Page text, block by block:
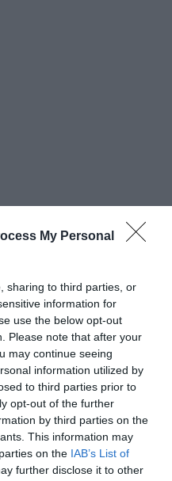
My Personal
sharing to third parties, or
information for
use the below opt-out
Please note that after your
may continue seeing
information utilized by
to third parties prior to
opt-out of the further
by third parties on the
This information may
on the IAB’s List of
further disclose it to other